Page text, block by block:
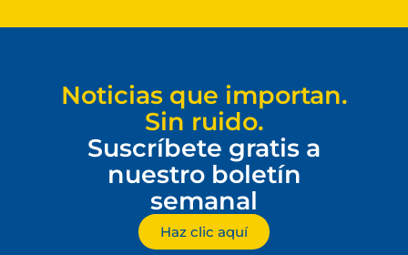
Noticias que importan.
Sin ruido.
Suscríbete gratis a
nuestro boletín
semanal
Haz clic aquí